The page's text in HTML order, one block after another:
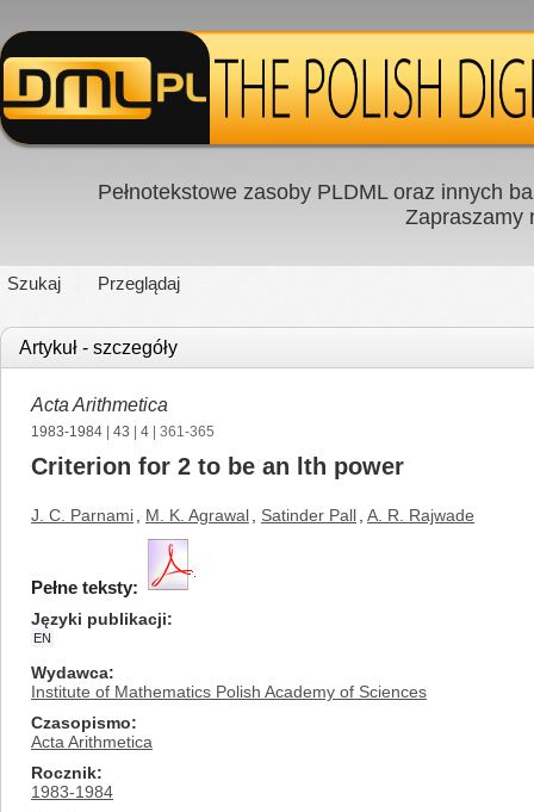
Pełnotekstowe zasoby PLDML oraz innych
Zapraszamy
Szukaj Przeglądaj
Artykuł - szczegóły
Acta Arithmetica
1983-1984 43 4 | 361-365
Criterion for 2 to be an lth power
J. C. Parnami M. K. Agrawal Satinder Pall A. R. Rajwade
Pełne teksty:
Języki publikacji
EN
Wydawca
Institute of Mathematics Polish Academy of Sciences
Czasopismo
Acta Arithmetica
Rocznik
1983-1984